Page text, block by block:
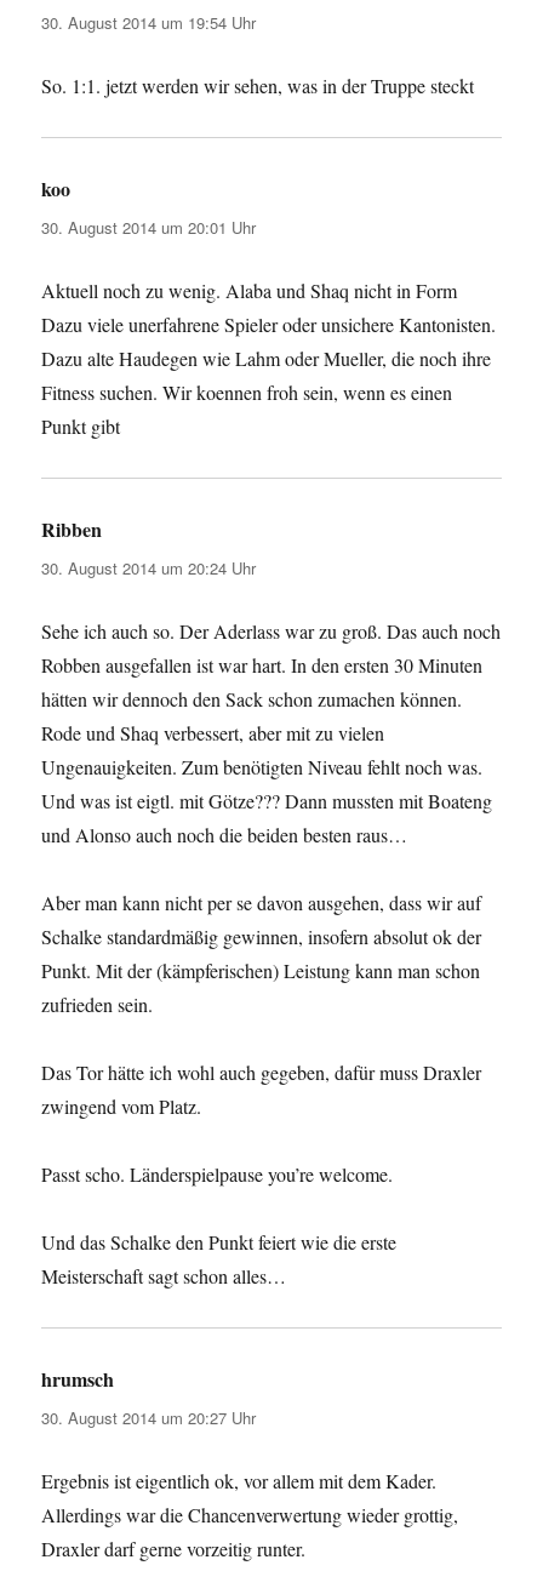
30. August 2014 um 19:54 Uhr
So. 1:1. jetzt werden wir sehen, was in der Truppe steckt
koo
30. August 2014 um 20:01 Uhr
Aktuell noch zu wenig. Alaba und Shaq nicht in Form
Dazu viele unerfahrene Spieler oder unsichere Kantonisten.
Dazu alte Haudegen wie Lahm oder Mueller, die noch ihre
Fitness suchen. Wir koennen froh sein, wenn es einen
Punkt gibt
Ribben
30. August 2014 um 20:24 Uhr
Sehe ich auch so. Der Aderlass war zu groß. Das auch noch
Robben ausgefallen ist war hart. In den ersten 30 Minuten
hätten wir dennoch den Sack schon zumachen können.
Rode und Shaq verbessert, aber mit zu vielen
Ungenauigkeiten. Zum benötigten Niveau fehlt noch was.
Und was ist eigtl. mit Götze??? Dann mussten mit Boateng
und Alonso auch noch die beiden besten raus…
Aber man kann nicht per se davon ausgehen, dass wir auf
Schalke standardmäßig gewinnen, insofern absolut ok der
Punkt. Mit der (kämpferischen) Leistung kann man schon
zufrieden sein.
Das Tor hätte ich wohl auch gegeben, dafür muss Draxler
zwingend vom Platz.
Passt scho. Länderspielpause you’re welcome.
Und das Schalke den Punkt feiert wie die erste
Meisterschaft sagt schon alles…
hrumsch
30. August 2014 um 20:27 Uhr
Ergebnis ist eigentlich ok, vor allem mit dem Kader.
Allerdings war die Chancenverwertung wieder grottig,
Draxler darf gerne vorzeitig runter.